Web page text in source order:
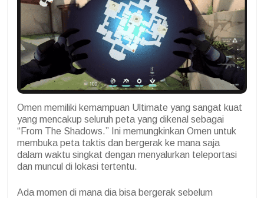
Omen memiliki kemampuan Ultimate yang sangat kuat
yang mencakup seluruh peta yang dikenal sebagai
“From The Shadows.” Ini memungkinkan Omen untuk
membuka peta taktis dan bergerak ke mana saja
dalam waktu singkat dengan menyalurkan teleportasi
dan muncul di lokasi tertentu.
Ada momen di mana dia bisa bergerak sebelum